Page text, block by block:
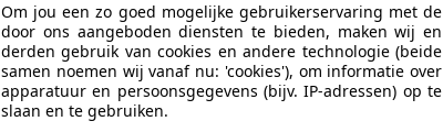
Om jou een zo goed mogelijke gebruikerservaring met de
door ons aangeboden diensten te bieden, maken wij en
derden gebruik van cookies en andere technologie (beide
samen noemen wij vanaf nu: 'cookies'), om informatie over
apparatuur en persoonsgegevens (bijv. IP-adressen) op te
slaan en te gebruiken.